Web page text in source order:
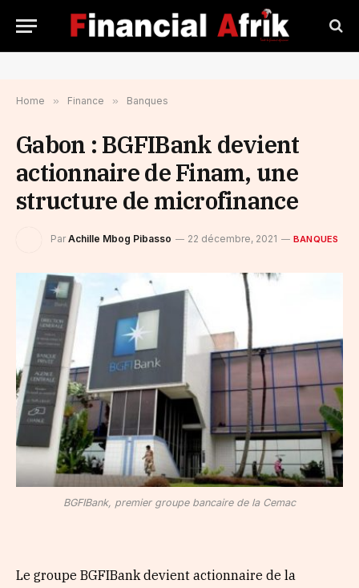
Home » Finance » Banques
Gabon : BGFIBank devient
actionnaire de Finam, une
structure de microfinance
Par Achille Mbog Pibasso 22 décembre, 2021 BANQUES
BGFIBank, premier groupe bancaire de la Cemac
Le groupe BGFIBank devient actionnaire de la